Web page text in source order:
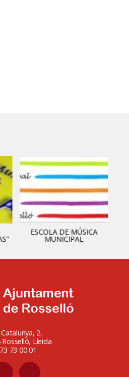
ESCOLA DE MÚSICA
MUNICIPAL
Catalunya, 2,
Rosselló, Lleida
73 00 01